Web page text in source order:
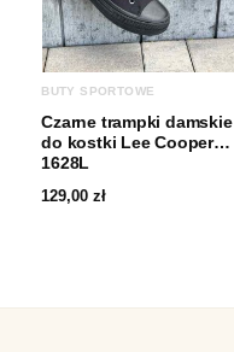
BUTY SPORTOWE
Czarne trampki damskie
do kostki Lee Cooper
1628L
129,00zł